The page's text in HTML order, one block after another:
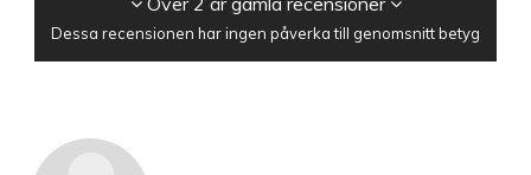
Dessa recensionen har ingen påverka till genomsnitt betyg